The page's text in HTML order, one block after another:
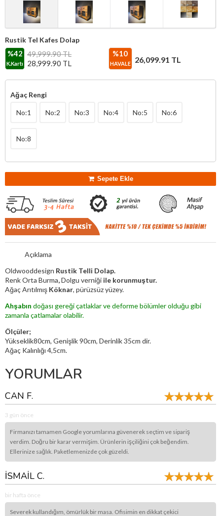
Rustik Tel Kafes Dolap
%42
K.Kartı
49,999.90 TL
28,999.90 TL
%10
HAVALE 26,099.91 TL
Ağaç Rengi
No:1 No:2 No:3 No:4 No:5 No:6
No:8
Sepete Ekle
Açıklama
Oldwooddesign Rustik Telli Dolap.
Renk Orta Burma,Dolgu verniği ile korunmuştur.
Ağaç Arıtılmış Köknar, pürüzsüz yüzey.
Ahşabın doğası gereği çatlaklar ve deforme bölümler olduğu gibi
zamanla çatlamalar olabilir.
Ölçüler;
Yükseklik80cm, Genişlik 90cm, Derinlik 35cm dir.
Ağaç Kalınlığı 4,5cm.
YORUMLAR
CAN F.
3 gün önce
Firmanızı tamamen Google yorumlarına güvenerek seçtim ve sipariş
verdim. Doğru bir karar vermişim. Ürünlerin işçiliğini çok beğendim.
Ellerinize sağlık. Paketlemenizde çok güzeldi.
İSMAİL C.
bir hafta önce
Severek kullandığım, ömürlük bir masa. Ofisimin en dikkat çekici